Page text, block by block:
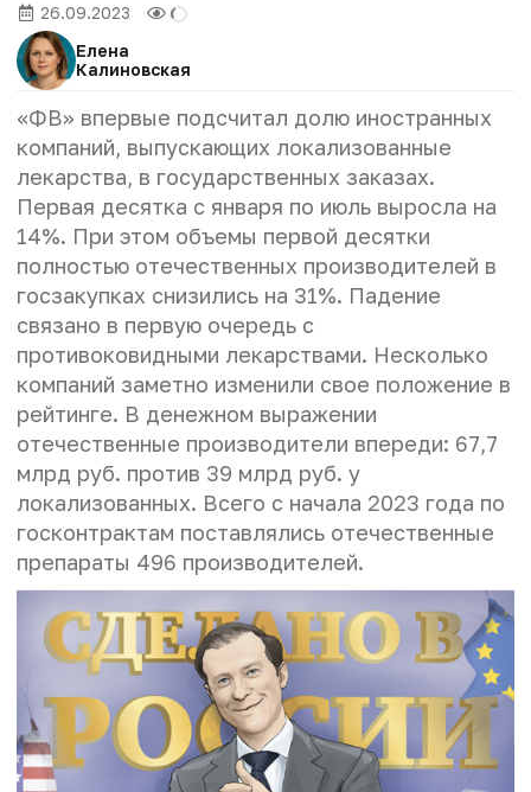
26.09.2023
Елена
Калиновская
«ФВ» впервые подсчитал долю иностранных
компаний, выпускающих локализованные
лекарства, в государственных заказах.
Первая десятка с января по июль выросла на
14%. При этом объемы первой десятки
полностью отечественных производителей в
госзакупках снизились на 31%. Падение
связано в первую очередь с
противоковидными лекарствами. Несколько
компаний заметно изменили свое положение в
рейтинге. В денежном выражении
отечественные производители впереди: 67,7
млрд руб. против 39 млрд руб. у
локализованных. Всего с начала 2023 года по
госконтрактам поставлялись отечественные
препараты 496 производителей.